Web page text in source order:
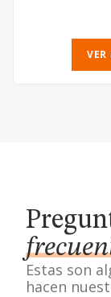
VER
Estas son
hacen